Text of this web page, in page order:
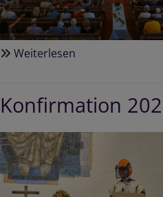
Weiterlesen
Christuskirche
Gemeindefest
am
5.7.2025
Konfirmation